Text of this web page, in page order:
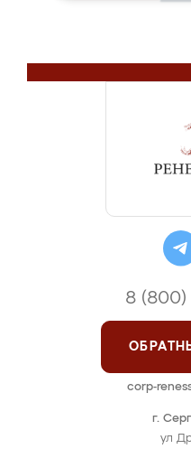
г.
ул
8 (800)
corp-